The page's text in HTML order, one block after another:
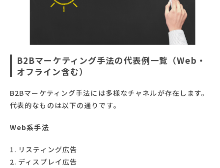
B2Bマーケティング手法の代表例一覧（Web・
オフライン含む）
B2Bマーケティング手法には多様なチャネルが存在します。
代表的なものは以下の通りです。
Web系手法
リスティング広告
ディスプレイ広告